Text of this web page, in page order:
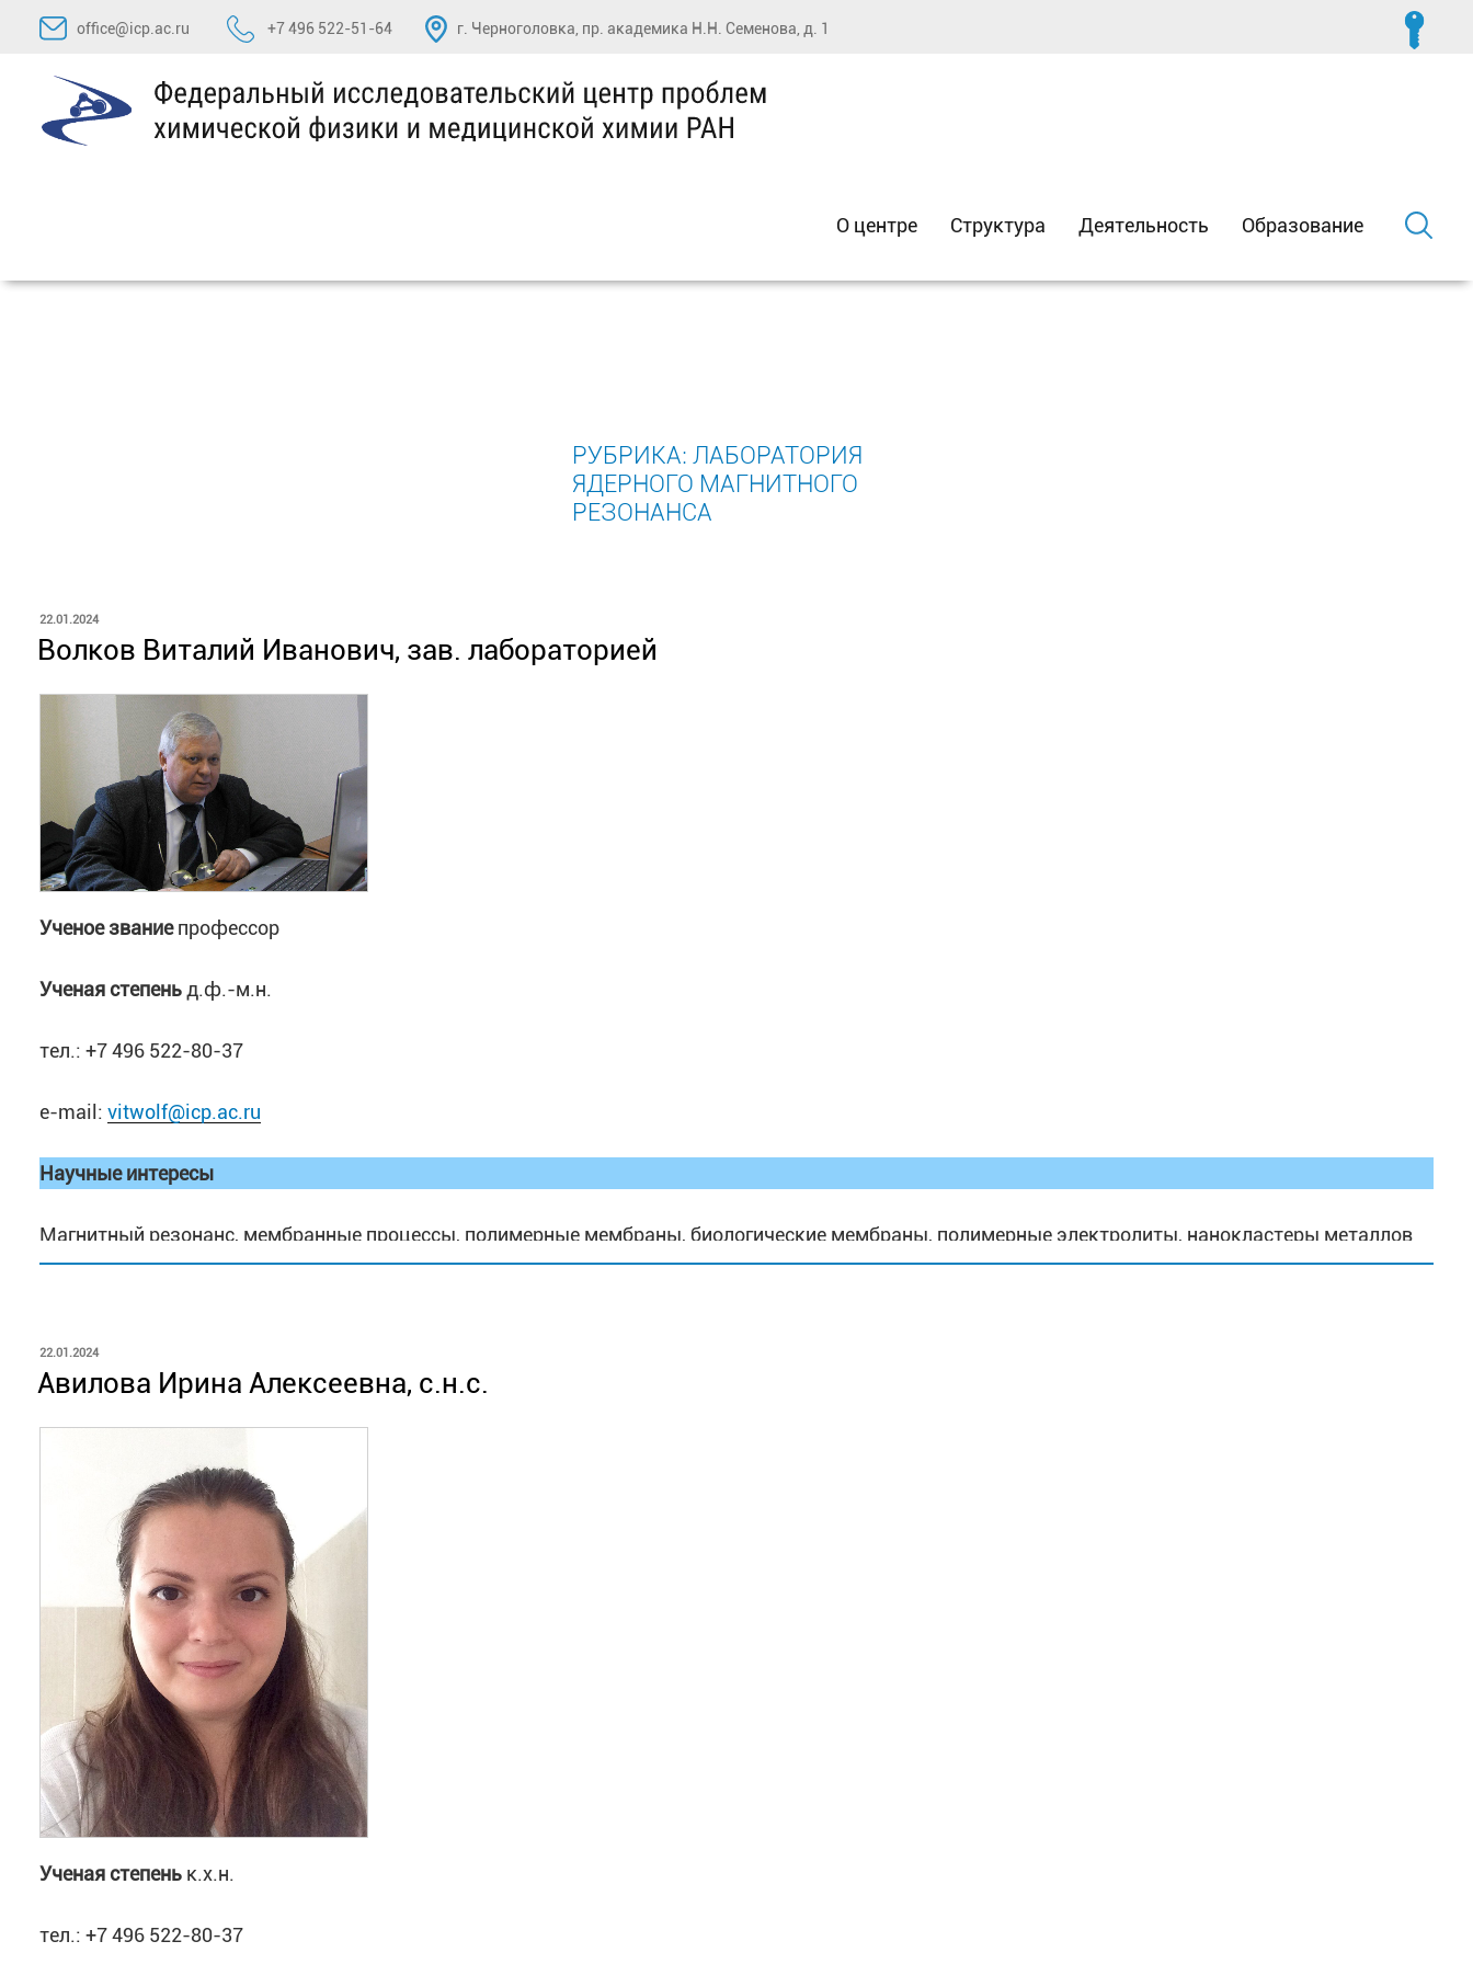
Перейти
содержимому
office@icp.ac.ru +7 496 522-51-64 г. Черноголовка, пр. академика Н.Н. Семенова, д. 1
О центре Структура Деятельность Образование
РУБРИКА: ЛАБОРАТОРИЯ
ЯДЕРНОГО МАГНИТНОГО
РЕЗОНАНСА
ОПУБЛИКОВАНО
22.01.2024
Волков Виталий Иванович, зав. лабораторией
Ученое званиепрофессор
Ученая степеньд.ф.-м.н.
тел.: +7 496 522-80-37
e-mail: vitwolf@icp.ac.ru
Научные интересы
Магнитный резонанс, мембранные процессы, полимерные мембраны, биологические мембраны, полимерные электролиты, нанокластеры металлов
https://istina.msu.ru/profile/VitalyVolkov/
IstinaResearcherID (IRID): 460190601
ОПУБЛИКОВАНО
22.01.2024
Авилова Ирина Алексеевна, с.н.с.
Ученая степень к.х.н.
тел.: +7 496 522-80-37